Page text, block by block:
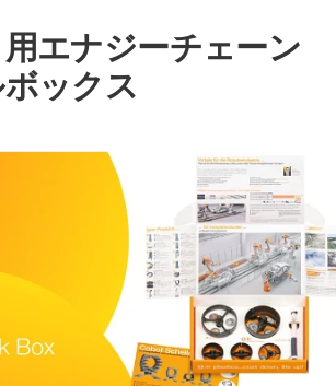
エナジーチェーン
ックス